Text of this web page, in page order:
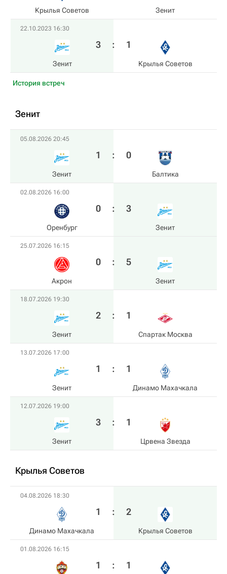
Крылья Советов Зенит
22.10.2023 16:30
Зенит
3 : 1
Крылья Советов
История встреч
Зенит
05.08.2026 20:45
Зенит
1 : 0
Балтика
02.08.2026 16:00
Оренбург
0 : 3
Зенит
25.07.2026 16:15
Акрон
0 : 5
Зенит
18.07.2026 19:30
Зенит
2 : 1
Спартак Москва
13.07.2026 17:00
Зенит
1 : 1
Динамо Махачкала
12.07.2026 19:00
Зенит
3 : 1
Црвена Звезда
Крылья Советов
04.08.2026 18:30
Динамо Махачкала
1 : 2
Крылья Советов
01.08.2026 16:15
1 : 1